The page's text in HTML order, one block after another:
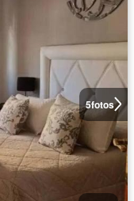
5fotos